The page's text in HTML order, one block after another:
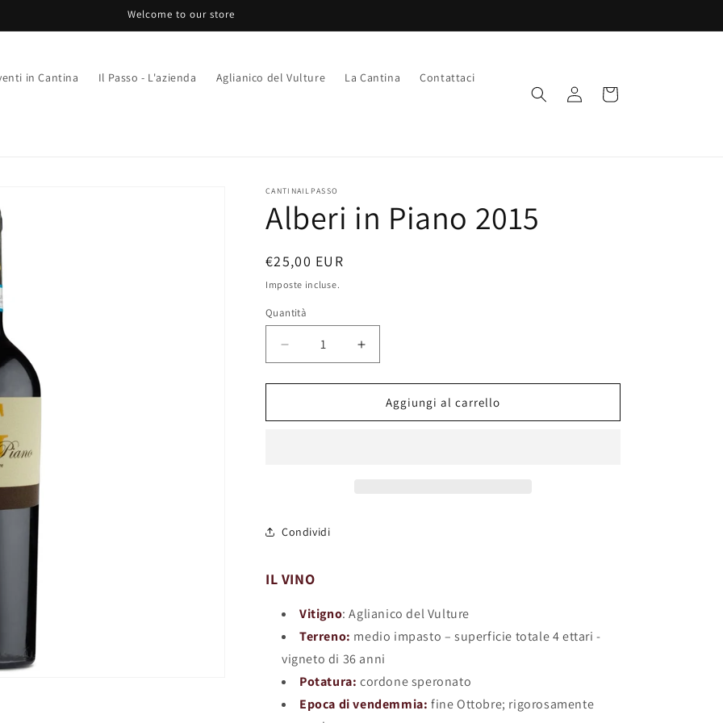
Welcome to our store
in Cantina Il Passo - L'azienda Aglianico del Vulture La Cantina Contattaci
Accedi Carrello
CANTINAILPASSO
Alberi in Piano 2015
Prezzo
di
listino
€25,00 EUR
Imposte incluse.
Quantità
Quantità
Diminuisci
quantità
per
in
Aumenta
quantità
per
Alberi
in
Aggiungi al carrello
Condividi
IL VINO
Vitigno: Aglianico del Vulture
Terreno: medio impasto – superficie totale 4 ettari -
vigneto di 36 anni
Potatura: cordone speronato
Epoca di vendemmia: fine Ottobre; rigorosamente